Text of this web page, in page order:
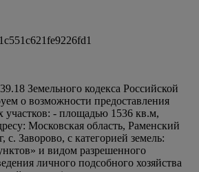
Земельного кодекса Российской
о возможности предоставления
- площадью 1536 кв.м,
Московская область, Раменский
Заворово, с категорией земель:
и видом разрешенного
личного подсобного хозяйства